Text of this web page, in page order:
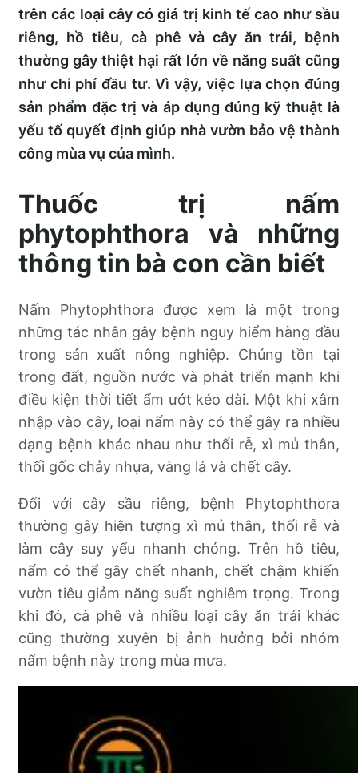
trên các loại cây có giá trị kinh tế cao như sầu
riêng, hồ tiêu, cà phê và cây ăn trái, bệnh
thường gây thiệt hại rất lớn về năng suất cũng
như chi phí đầu tư. Vì vậy, việc lựa chọn đúng
sản phẩm đặc trị và áp dụng đúng kỹ thuật là
yếu tố quyết định giúp nhà vườn bảo vệ thành
công mùa vụ của mình.
Thuốc trị nấm
phytophthora và những
thông tin bà con cần biết
Nấm Phytophthora được xem là một trong
những tác nhân gây bệnh nguy hiểm hàng đầu
trong sản xuất nông nghiệp. Chúng tồn tại
trong đất, nguồn nước và phát triển mạnh khi
điều kiện thời tiết ẩm ướt kéo dài. Một khi xâm
nhập vào cây, loại nấm này có thể gây ra nhiều
dạng bệnh khác nhau như thối rễ, xì mủ thân,
thối gốc chảy nhựa, vàng lá và chết cây.
Đối với cây sầu riêng, bệnh Phytophthora
thường gây hiện tượng xì mủ thân, thối rễ và
làm cây suy yếu nhanh chóng. Trên hồ tiêu,
nấm có thể gây chết nhanh, chết chậm khiến
vườn tiêu giảm năng suất nghiêm trọng. Trong
khi đó, cà phê và nhiều loại cây ăn trái khác
cũng thường xuyên bị ảnh hưởng bởi nhóm
nấm bệnh này trong mùa mưa.